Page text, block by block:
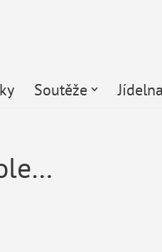
Soutěže Jídelna